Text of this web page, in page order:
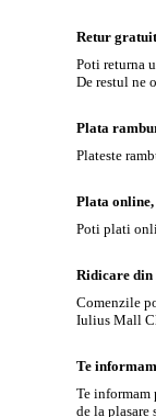
Retur
Poti returna
De restul ne
Plata
Plateste
Plata
Poti plati
Ridicare din
Comenzile
Iulius Mall
Te
Te informam
de la plasare